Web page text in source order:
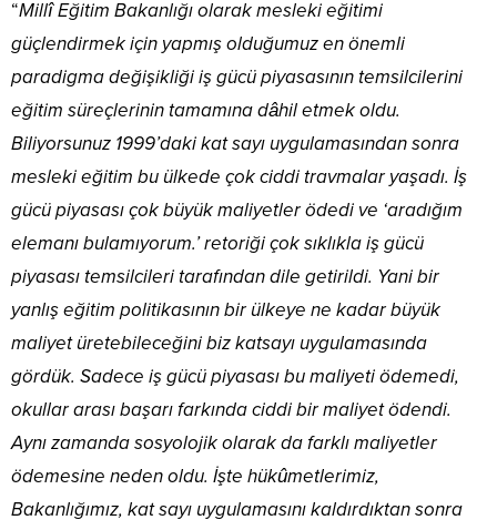
“Millî Eğitim Bakanlığı olarak mesleki eğitimi
güçlendirmek için yapmış olduğumuz en önemli
paradigma değişikliği iş gücü piyasasının temsilcilerini
eğitim süreçlerinin tamamına dâhil etmek oldu.
Biliyorsunuz 1999’daki kat sayı uygulamasından sonra
mesleki eğitim bu ülkede çok ciddi travmalar yaşadı. İş
gücü piyasası çok büyük maliyetler ödedi ve ‘aradığım
elemanı bulamıyorum.’ retoriği çok sıklıkla iş gücü
piyasası temsilcileri tarafından dile getirildi. Yani bir
yanlış eğitim politikasının bir ülkeye ne kadar büyük
maliyet üretebileceğini biz katsayı uygulamasında
gördük. Sadece iş gücü piyasası bu maliyeti ödemedi,
okullar arası başarı farkında ciddi bir maliyet ödendi.
Aynı zamanda sosyolojik olarak da farklı maliyetler
ödemesine neden oldu. İşte hükûmetlerimiz,
Bakanlığımız, kat sayı uygulamasını kaldırdıktan sonra